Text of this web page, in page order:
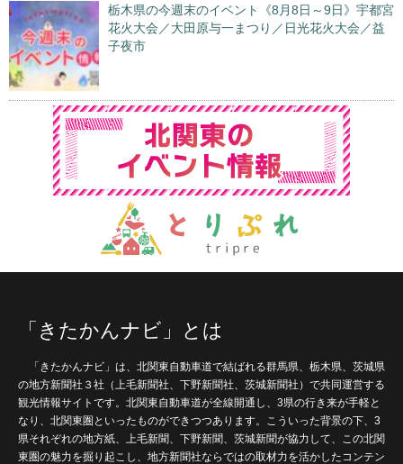
栃木県の今週末のイベント《8月8日～9日》宇都宮
花火大会／大田原与一まつり／日光花火大会／益
子夜市
「きたかんナビ」とは
「きたかんナビ」は、北関東自動車道で結ばれる群馬県、栃木県、茨城県
の地方新聞社３社（上毛新聞社、下野新聞社、茨城新聞社）で共同運営する
観光情報サイトです。北関東自動車道が全線開通し、3県の行き来が手軽と
なり、北関東圏といったものができつつあります。こういった背景の下、3
県それぞれの地方紙、上毛新聞、下野新聞、茨城新聞が協力して、この北関
東圏の魅力を掘り起こし、地方新聞社ならではの取材力を活かしたコンテン